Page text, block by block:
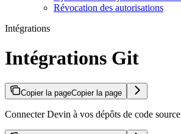
Révocation des autorisations
Intégrations
Intégrations Git
Copier la pageCopier la page
Connecter Devin à vos dépôts de code source